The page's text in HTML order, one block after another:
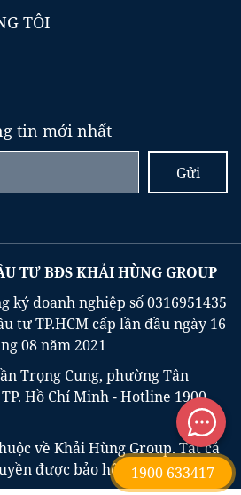
TÔI
tin mới nhất
Gửi
TƯ BĐS KHẢI HÙNG GROUP
ký doanh nghiệp số 0316951435
tư TP.HCM cấp lần đầu ngày 16
08 năm 2021
Trọng Cung, phường Tân
Hồ Chí Minh - Hotline 1900
về Khải Hùng Group. Tất cả
được bảo hộ.
1900 633417